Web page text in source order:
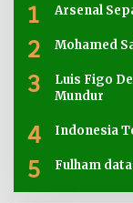
1 Arsenal
2 Mohamed
3
Luis Figo
Mundur
4 Indonesia
5 Fulham